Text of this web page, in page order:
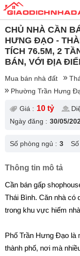
CHỦ NHÀ CẦN
HƯNG ĐẠO -
TÍCH 76.5M, 2
BÁN, VỚI ĐỊA
Mua bán nhà đất
Phường Trần Hưng
Giá : 10 tỷ
Ngày đăng : 30/05/
Số phòng ngủ : 3
Thông tin mô tả
Cần bán gấp
Thái Bình. Căn nhà có
trong khu vực hiếm
Phố Trần Hưng Đạo là
thành phố, nơi mà